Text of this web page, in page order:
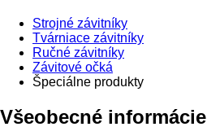
Strojné závitníky
Tvárniace závitníky
Ručné závitníky
Závitové očká
Špeciálne produkty
Všeobecné informácie